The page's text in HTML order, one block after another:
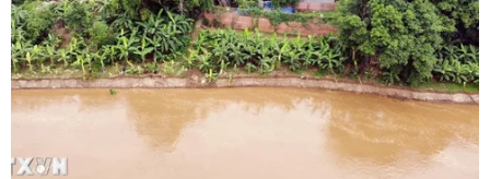
Sở hữu trí tuệ
Quy định sử dụng
RSS
Hỗ trợ
Dịch vụ tin
Quảng cáo